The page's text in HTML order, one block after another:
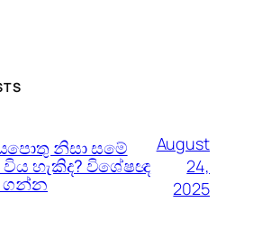
නිසා සමේ
හැකිද? විශේෂඥ
ගන්න
August
24,
2025